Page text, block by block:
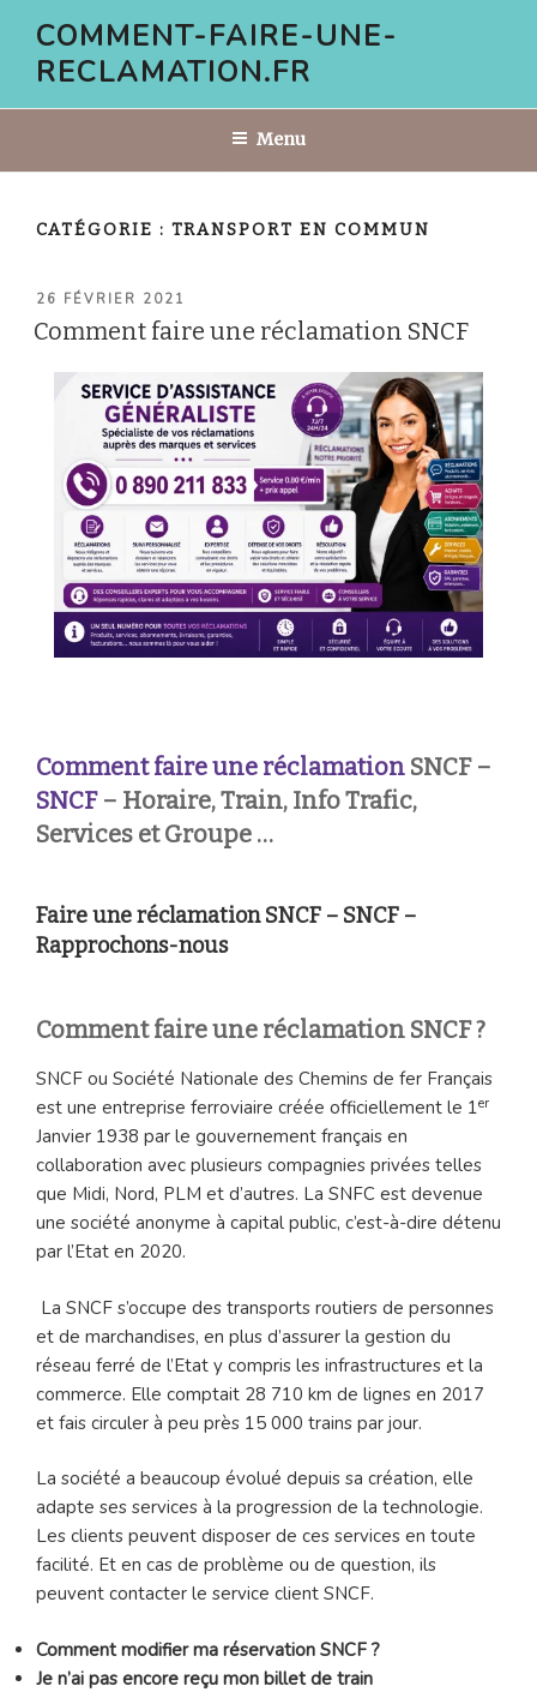
contenu
COMMENT-FAIRE-UNE-
RECLAMATION.FR
Menu
CATÉGORIE : TRANSPORT EN COMMUN
PUBLIÉ
LE
26 FÉVRIER 2021
Comment faire une réclamation SNCF
Comment faire une réclamation SNCF –
SNCF– Horaire, Train, Info Trafic,
Services et Groupe …
Faire une réclamation SNCF – SNCF –
Rapprochons-nous
Comment faire une réclamation SNCF ?
SNCF ou Société Nationale des Chemins de fer Français
est une entreprise ferroviaire créée officiellement le 1er
Janvier 1938 par le gouvernement français en
collaboration avec plusieurs compagnies privées telles
que Midi, Nord, PLM et d’autres. La SNFC est devenue
une société anonyme à capital public, c’est-à-dire détenu
par l’Etat en 2020.
La SNCF s’occupe des transports routiers de personnes
et de marchandises, en plus d’assurer la gestion du
réseau ferré de l’Etat y compris les infrastructures et la
commerce. Elle comptait 28 710 km de lignes en 2017
et fais circuler à peu près 15 000 trains par jour.
La société a beaucoup évolué depuis sa création, elle
adapte ses services à la progression de la technologie.
Les clients peuvent disposer de ces services en toute
facilité. Et en cas de problème ou de question, ils
peuvent contacter le service client SNCF.
Comment modifier ma réservation SNCF ?
Je n’ai pas encore reçu mon billet de train